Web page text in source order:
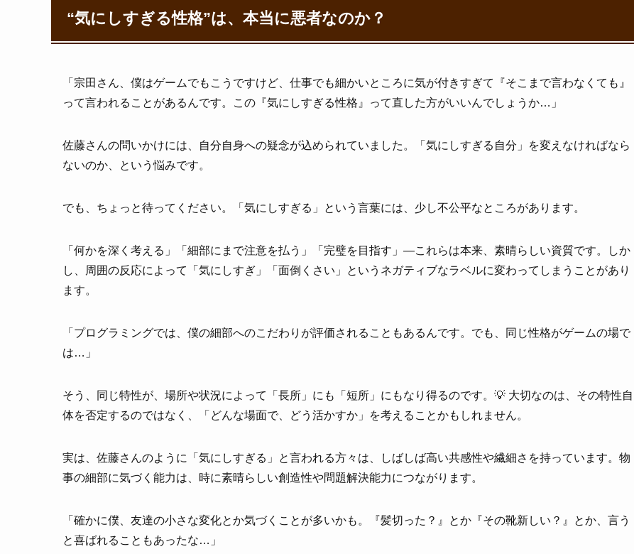
“気にしすぎる性格”は、本当に悪者なのか？
「宗田さん、僕はゲームでもこうですけど、仕事でも細かいところに気が付きすぎて『そこまで言わなくても』
って言われることがあるんです。この『気にしすぎる性格』って直した方がいいんでしょうか…」
佐藤さんの問いかけには、自分自身への疑念が込められていました。「気にしすぎる自分」を変えなければなら
ないのか、という悩みです。
でも、ちょっと待ってください。「気にしすぎる」という言葉には、少し不公平なところがあります。
「何かを深く考える」「細部にまで注意を払う」「完璧を目指す」—これらは本来、素晴らしい資質です。しか
し、周囲の反応によって「気にしすぎ」「面倒くさい」というネガティブなラベルに変わってしまうことがあり
ます。
「プログラミングでは、僕の細部へのこだわりが評価されることもあるんです。でも、同じ性格がゲームの場で
は…」
そう、同じ特性が、場所や状況によって「長所」にも「短所」にもなり得るのです。💡 大切なのは、その特性自
体を否定するのではなく、「どんな場面で、どう活かすか」を考えることかもしれません。
実は、佐藤さんのように「気にしすぎる」と言われる方々は、しばしば高い共感性や繊細さを持っています。物
事の細部に気づく能力は、時に素晴らしい創造性や問題解決能力につながります。
「確かに僕、友達の小さな変化とか気づくことが多いかも。『髪切った？』とか『その靴新しい？』とか、言う
と喜ばれることもあったな…」